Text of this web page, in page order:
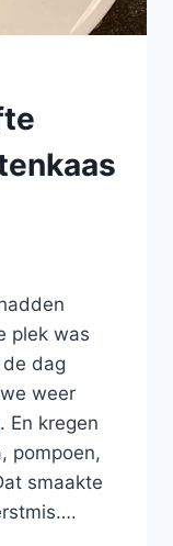
plek was
dag
weer
En kregen
pompoen,
smaakte